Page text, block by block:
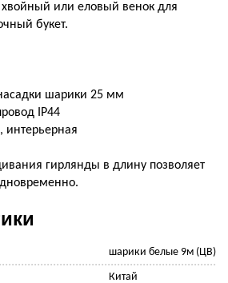
или еловый венок для
букет.
шарики 25 мм
IP44
интерьерная
гирлянды в длину позволяет
шарики белые 9м (ЦВ)
Китай